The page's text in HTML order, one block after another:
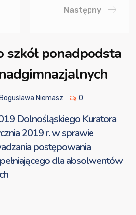
Następny
szkół ponadpodsta
Boguslawa Niemasz 0
Dolnośląskiego Kuratora
2019 r. w sprawie
postępowania
dla absolwentów